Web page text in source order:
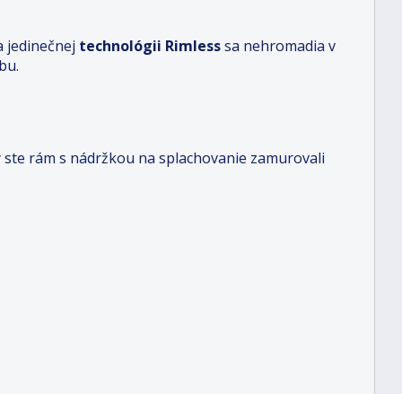
jedinečnej technológii Rimlesssa nehromadia v
rám s nádržkou na splachovanie zamurovali